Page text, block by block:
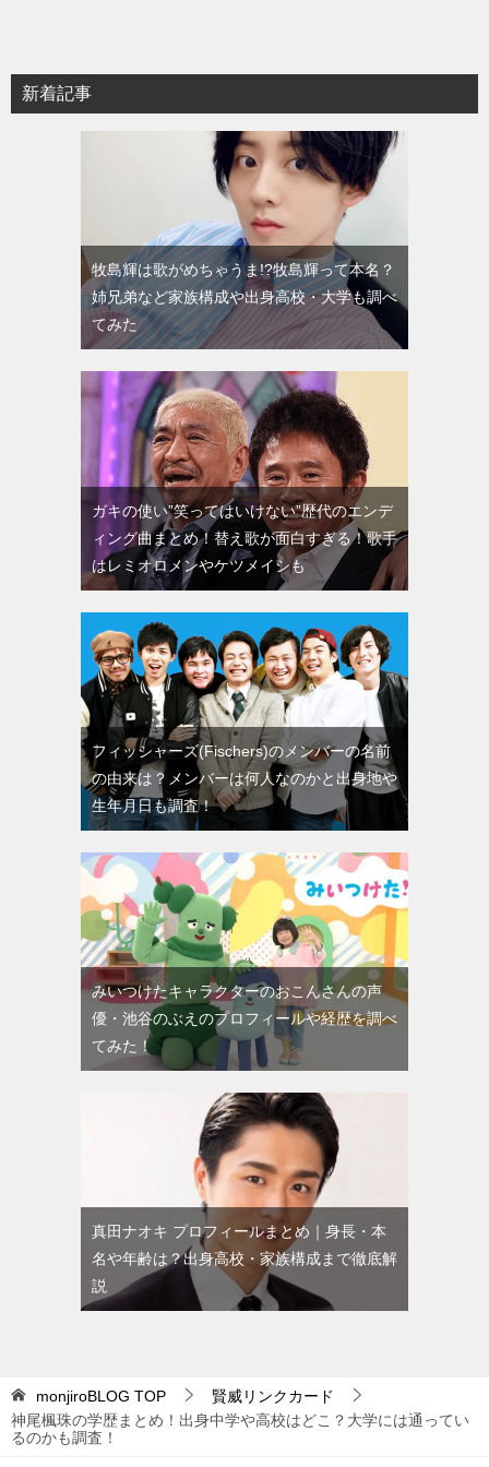
新着記事
牧島輝は歌がめちゃうま!?牧島輝って本名？
姉兄弟など家族構成や出身高校・大学も調べ
てみた
ガキの使い”笑ってはいけない”歴代のエンデ
ィング曲まとめ！替え歌が面白すぎる！歌手
はレミオロメンやケツメイシも
フィッシャーズ(Fischers)のメンバーの名前
の由来は？メンバーは何人なのかと出身地や
生年月日も調査！
みいつけたキャラクターのおこんさんの声
優・池谷のぶえのプロフィールや経歴を調べ
てみた！
真田ナオキ プロフィールまとめ｜身長・本
名や年齢は？出身高校・家族構成まで徹底解
説
monjiroBLOG TOP
賢威リンクカード
神尾楓珠の学歴まとめ！出身中学や高校はどこ？大学には通ってい
るのかも調査！